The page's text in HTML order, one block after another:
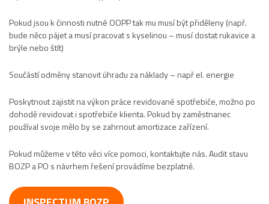
Pokud jsou k činnosti nutné OOPP tak mu musí být přiděleny (např.
bude něco pájet a musí pracovat s kyselinou – musí dostat rukavice a
brýle nebo štít)
Součástí odměny stanovit úhradu za náklady – např el. energie
Poskytnout zajistit na výkon práce revidované spotřebiče, možno po
dohodě revidovat i spotřebiče klienta. Pokud by zaměstnanec
používal svoje mělo by se zahrnout amortizace zařízení.
Pokud můžeme v této věci více pomoci, kontaktujte nás. Audit stavu
BOZP a PO s návrhem řešení provádíme bezplatně.